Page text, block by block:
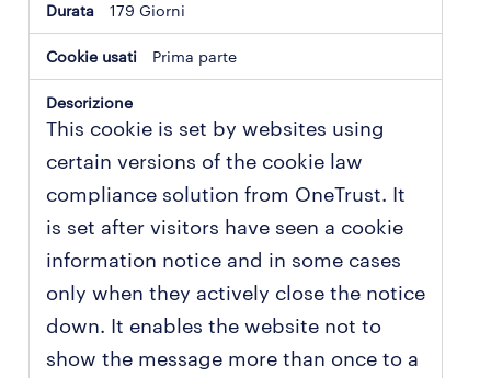
179 Giorni
Prima parte
This cookie is set by websites using
certain versions of the cookie law
compliance solution from OneTrust. It
is set after visitors have seen a cookie
information notice and in some cases
only when they actively close the notice
down. It enables the website not to
show the message more than once to a